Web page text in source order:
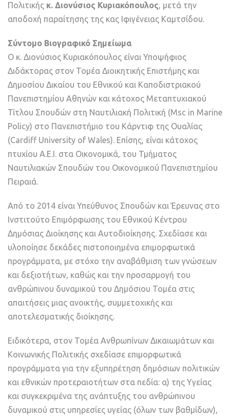
Πολιτικής κ. Διονύσιος Κυριακόπουλος, μετά την
αποδοχή παραίτησης της κας Ιφιγένειας Καμτσίδου.
Σύντομο Βιογραφικό Σημείωμα
Ο κ. Διονύσιος Κυριακόπουλος είναι Υποψήφιος
Διδάκτορας στον Τομέα Διοικητικής Επιστήμης και
Δημοσίου Δικαίου του Εθνικού και Καποδιστριακού
Πανεπιστημίου Αθηνών και κάτοχος Μεταπτυχιακού
Τίτλου Σπουδών στη Ναυτιλιακή Πολιτική (Msc in Marine
Policy) στο Πανεπιστήμιο του Κάρντιφ της Ουαλίας
(Cardiff University of Wales). Επίσης, είναι κάτοχος
πτυχίου Α.Ε.Ι. στα Οικονομικά, του Τμήματος
Ναυτιλιακών Σπουδών του Οικονομικού Πανεπιστημίου
Πειραιά.
Από το 2014 είναι Υπεύθυνος Σπουδών και Έρευνας στο
Ινστιτούτο Επιμόρφωσης του Εθνικού Κέντρου
Δημόσιας Διοίκησης και Αυτοδιοίκησης. Σχεδίασε και
υλοποίησε δεκάδες πιστοποιημένα επιμορφωτικά
προγράμματα, με στόχο την αναβάθμιση των γνώσεων
και δεξιοτήτων, καθώς και την προσαρμογή του
ανθρώπινου δυναμικού του Δημόσιου Τομέα στις
απαιτήσεις μιας ανοικτής, συμμετοχικής και
αποτελεσματικής διοίκησης.
Ειδικότερα, στον Τομέα Ανθρωπίνων Δικαιωμάτων και
Κοινωνικής Πολιτικής σχεδίασε επιμορφωτικά
προγράμματα για την εξυπηρέτηση δημόσιων πολιτικών
και εθνικών προτεραιοτήτων στα πεδία: α) της Υγείας
και συγκεκριμένα της ανάπτυξης του ανθρώπινου
δυναμικού στις υπηρεσίες υγείας (όλων των βαθμίδων),